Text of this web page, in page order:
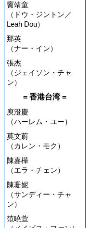
竇靖童
（ドウ・ジントン／
Leah Dou）
那英
（ナー・イン）
張杰
（ジェイソン・チャ
ン）
= 香港台湾 =
庾澄慶
（ハーレム・ユー）
莫文蔚
（カレン・モク）
陳嘉樺
（エラ・チェン）
陳珊妮
（サンディー・チャ
ン）
范曉萱